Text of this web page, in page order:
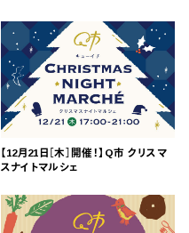
【12月21日［木］開催！】Q市 クリスマ
スナイトマルシェ